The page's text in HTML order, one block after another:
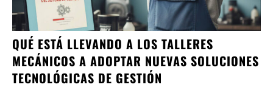
QUÉ ESTÁ LLEVANDO A LOS TALLERES
MECÁNICOS A ADOPTAR NUEVAS SOLUCIONES
TECNOLÓGICAS DE GESTIÓN